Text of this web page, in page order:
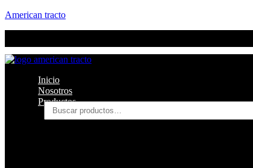
American tracto
Inicio
Nosotros
Productos
Filtros